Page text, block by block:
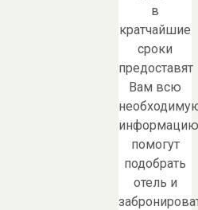
в
кратчайшие
сроки
предоставят
Вам всю
помогут
подобрать
отель и